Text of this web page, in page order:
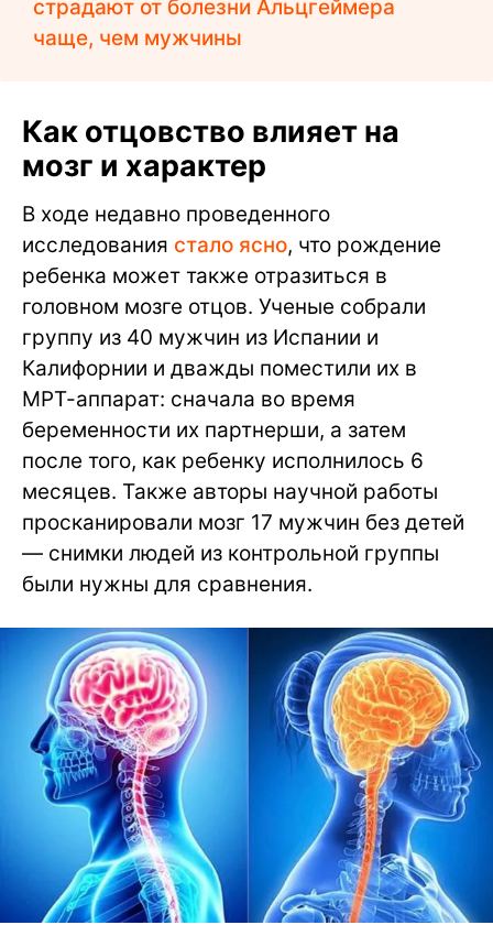
страдают от болезни Альцгеймера
чаще, чем мужчины
Как отцовство влияет на
мозг и характер
В ходе недавно проведенного
исследования стало ясно, что рождение
ребенка может также отразиться в
головном мозге отцов. Ученые собрали
группу из 40 мужчин из Испании и
Калифорнии и дважды поместили их в
МРТ-аппарат: сначала во время
беременности их партнерши, а затем
после того, как ребенку исполнилось 6
месяцев. Также авторы научной работы
просканировали мозг 17 мужчин без детей
— снимки людей из контрольной группы
были нужны для сравнения.